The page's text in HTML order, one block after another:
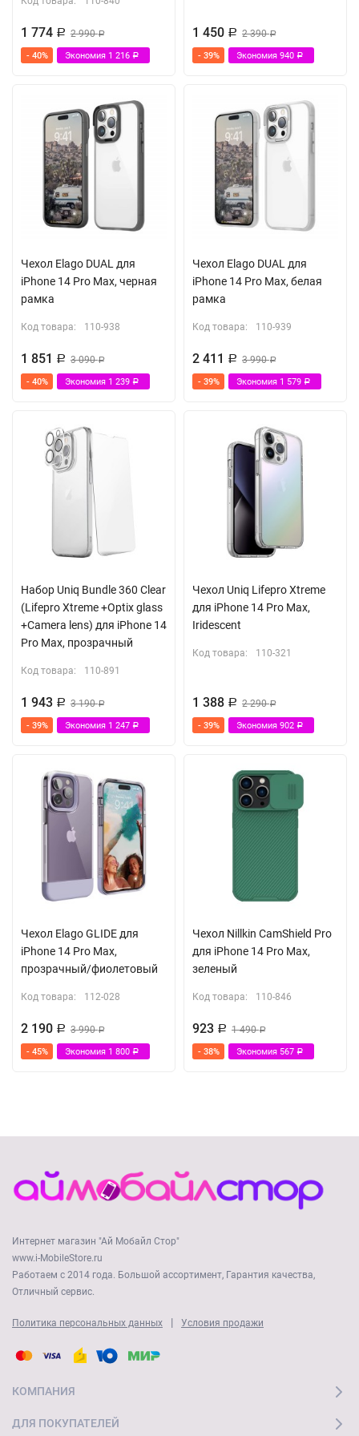
1 774 Р 2 990Р
- 40% Экономия 1 216 Р
1 450 Р 2 390Р
- 39% Экономия 940 Р
Чехол Elago DUAL для
iPhone 14 Pro Max, черная
рамка
Код товара: 110-938
1 851 Р 3 090Р
- 40% Экономия 1 239 Р
Чехол Elago DUAL для
iPhone 14 Pro Max, белая
рамка
Код товара: 110-939
2 411 Р 3 990Р
- 39% Экономия 1 579 Р
Набор Uniq Bundle 360 Clear
(Lifepro Xtreme +Optix glass
+Camera lens) для iPhone 14
Pro Max, прозрачный
Код товара: 110-891
1 943 Р 3 190Р
- 39% Экономия 1 247 Р
Чехол Uniq Lifepro Xtreme
для iPhone 14 Pro Max,
Iridescent
Код товара: 110-321
1 388 Р 2 290Р
- 39% Экономия 902 Р
Чехол Elago GLIDE для
iPhone 14 Pro Max,
прозрачный/фиолетовый
Код товара: 112-028
2 190 Р 3 990Р
- 45% Экономия 1 800 Р
Чехол Nillkin CamShield Pro
для iPhone 14 Pro Max,
зеленый
Код товара: 110-846
923 Р 1 490Р
- 38% Экономия 567 Р
Интернет магазин "Ай Мобайл Стор"
www.i-MobileStore.ru
Работаем с 2014 года. Большой ассортимент, Гарантия качества,
Отличный сервис.
Политика персональных данных | Условия продажи
КОМПАНИЯ
ДЛЯ ПОКУПАТЕЛЕЙ